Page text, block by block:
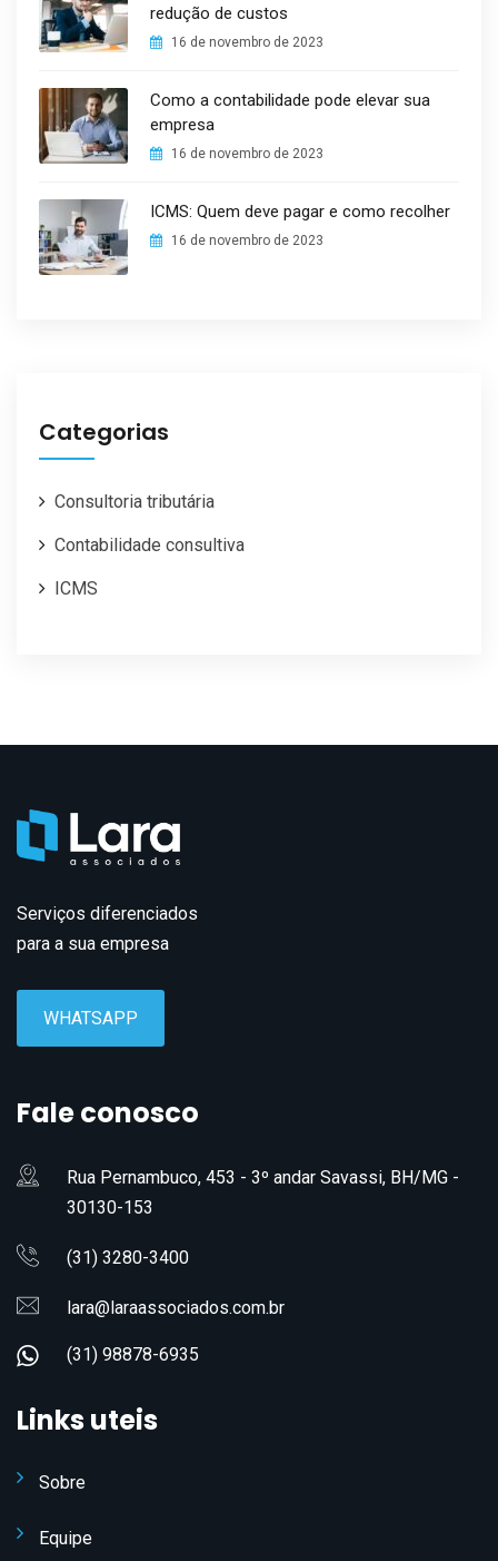
redução de custos
16 de novembro de 2023
Como a contabilidade pode elevar sua
empresa
16 de novembro de 2023
ICMS: Quem deve pagar e como recolher
16 de novembro de 2023
Categorias
Consultoria tributária
Contabilidade consultiva
ICMS
Serviços diferenciados
para a sua empresa
WHATSAPP
Fale conosco
Rua Pernambuco, 453 - 3º andar Savassi, BH/MG -
30130-153
(31) 3280-3400
lara@laraassociados.com.br
(31) 98878-6935
Links uteis
Sobre
Equipe